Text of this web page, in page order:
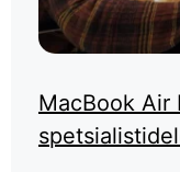
MacBook Air